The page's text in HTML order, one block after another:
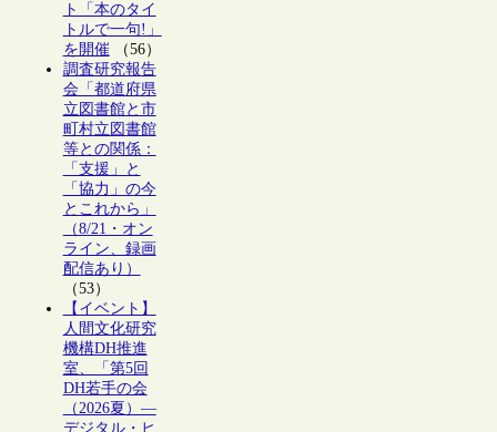
ト「本のタイ
トルで一句!」
を開催（56）
調査研究報告
会「都道府県
立図書館と市
町村立図書館
等との関係：
「支援」と
「協力」の今
とこれから」
（8/21・オン
ライン、録画
配信あり）
（53）
【イベント】
人間文化研究
機構DH推進
室、「第5回
DH若手の会
（2026夏）―
デジタル・ヒ